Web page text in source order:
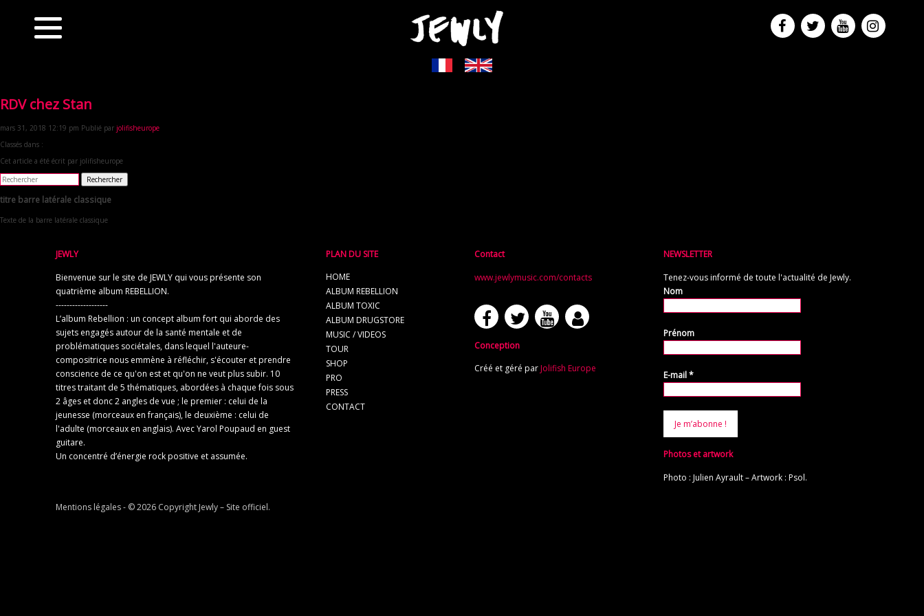
RDV chez Stan
mars 31, 2018 12:19 pm Publié par jolifisheurope
Classés dans :
Cet article a été écrit par jolifisheurope
Rechercher
titre barre latérale classique
Texte de la barre latérale classique
JEWLY
Bienvenue sur le site de JEWLY qui vous présente son
quatrième album REBELLION.
-------------------
L’album Rebellion : un concept album fort qui aborde des
sujets engagés autour de la santé mentale et de
problématiques sociétales, dans lequel l'auteure-
compositrice nous emmène à réfléchir, s'écouter et prendre
conscience de ce qu'on est et qu'on ne veut plus subir. 10
titres traitant de 5 thématiques, abordées à chaque fois sous
2 âges et donc 2 angles de vue ; le premier : celui de la
jeunesse (morceaux en français), le deuxième : celui de
l'adulte (morceaux en anglais). Avec Yarol Poupaud en guest
guitare.
Un concentré d’énergie rock positive et assumée.
PLAN DU SITE
HOME
ALBUM REBELLION
ALBUM TOXIC
ALBUM DRUGSTORE
MUSIC / VIDEOS
TOUR
SHOP
PRO
PRESS
CONTACT
Contact
www.jewlymusic.com/contacts
Conception
Créé et géré par Jolifish Europe
NEWSLETTER
Tenez-vous informé de toute l'actualité de Jewly.
Nom
Prénom
E-mail*
Photos et artwork
Photo : Julien Ayrault – Artwork : Psol.
Mentions légales- © 2026 Copyright Jewly – Site officiel.